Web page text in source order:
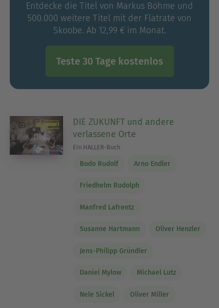
Entdecke die Titel von Markus Böhme und
500.000 weitere Titel mit der Flatrate von
Skoobe. Ab 12,99 € im Monat.
Teste 30 Tage kostenlos
DIE ZUKUNFT und andere
verlassene Orte
Ein HALLER-Buch
Bodo Rudolf Arno Endler
Friedhelm Rudolph
Manfred Lafrentz
Susanne Hartmann Oliver Henzler
Jens-Philipp Gründler
Daniel Mylow Michael Lutz
Nele Sickel Oliver Miller